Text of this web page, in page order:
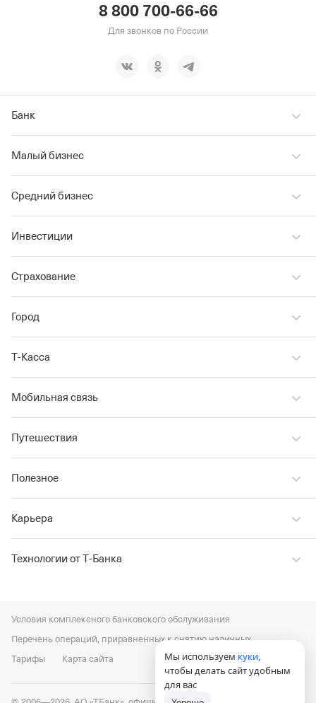
8 800 700-66-66
Для звонков по России
Банк
Малый бизнес
Средний бизнес
Инвестиции
Страхование
Город
Т‑Касса
Мобильная связь
Путешествия
Полезное
Карьера
Технологии от Т‑Банка
Условия комплексного банковского обслуживания
Перечень операций, приравненных к снятию наличных
Тарифы
Карта сайта Мы используем куки,
чтобы делать сайт удобным
для вас